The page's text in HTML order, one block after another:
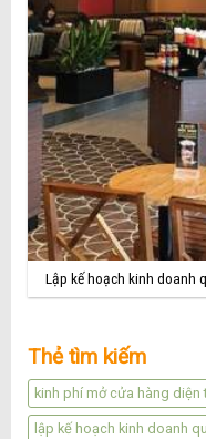
Lập kế hoạch kinh doanh
Thẻ tìm kiếm
kinh phí mở cửa hàng diện
lập kế hoạch kinh doanh